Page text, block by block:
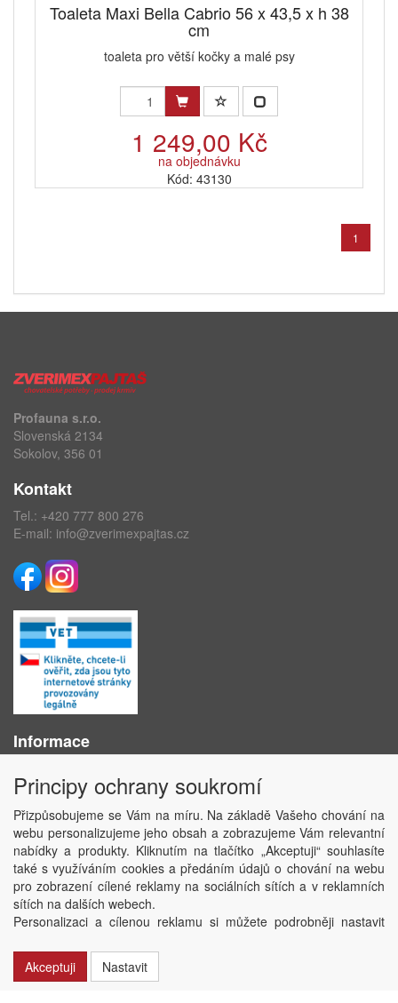
Toaleta Maxi Bella Cabrio 56 x 43,5 x h 38
cm
toaleta pro větší kočky a malé psy
1 249,00 Kč
na objednávku
Kód: 43130
1
Profauna s.r.o.
Slovenská 2134
Sokolov, 356 01
Kontakt
Tel.: +420 777 800 276
E-mail: info@zverimexpajtas.cz
Informace
Obchodní podmínky
Ochrana osobních údajů
Kontakt
Losování účtenek
Aktuality
Nastavení soukromí
Copyright © ABRA Software a.s. 2020
Principy ochrany soukromí
Přizpůsobujeme se Vám na míru. Na základě Vašeho chování na
webu personalizujeme jeho obsah a zobrazujeme Vám relevantní
nabídky a produkty. Kliknutím na tlačítko „Akceptuji“ souhlasíte
také s využíváním cookies a předáním údajů o chování na webu
pro zobrazení cílené reklamy na sociálních sítích a v reklamních
sítích na dalších webech.
Personalizaci a cílenou reklamu si můžete podrobněji nastavit
Akceptuji
Nastavit